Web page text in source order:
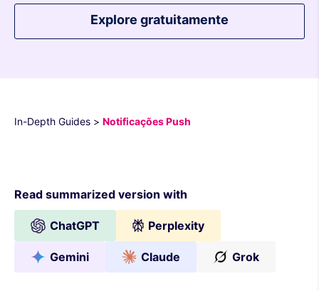
Explore gratuitamente
In-Depth Guides > Notificações Push
Read summarized version with
ChatGPT Perplexity
Gemini Claude Grok